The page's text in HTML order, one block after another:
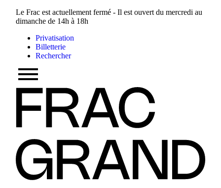
Le Frac est actuellement fermé - Il est ouvert du mercredi au
dimanche de 14h à 18h
Privatisation
Billetterie
Rechercher